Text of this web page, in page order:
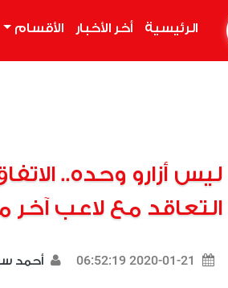
الرئيسية أخر الأخبار الأقسام
ليس أزارو وحده..
التعاقد مع لاعب آخر
2020-01-21 06:52:19 أحمد